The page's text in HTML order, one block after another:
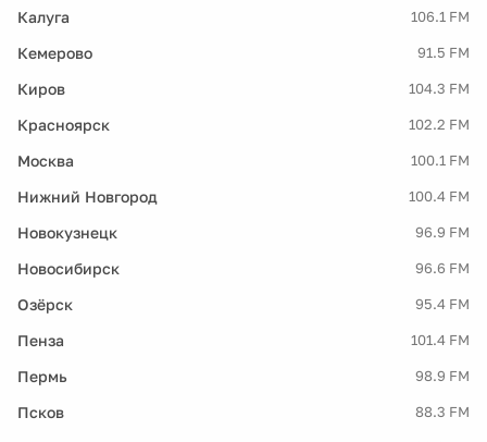
Калуга 106.1 FM
Кемерово 91.5 FM
Киров 104.3 FM
Красноярск 102.2 FM
Москва 100.1 FM
Нижний Новгород 100.4 FM
Новокузнецк 96.9 FM
Новосибирск 96.6 FM
Озёрск 95.4 FM
Пенза 101.4 FM
Пермь 98.9 FM
Псков 88.3 FM